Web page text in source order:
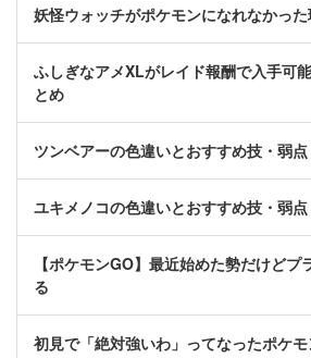
妖怪ウォッチがポケモンになれなかっ
ふしぎなアメXLがレイド報酬で入手可
とめ
ツンベアーの色違いとおすすめ技・弱点
ユキメノコの色違いとおすすめ技・弱点
【ポケモンGO】最近始めた勢だけど
る
初見で「絶対強いわ」ってなったポケ